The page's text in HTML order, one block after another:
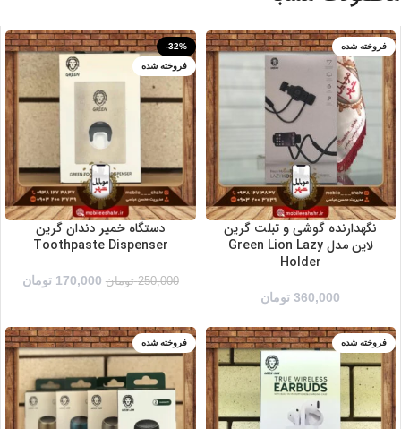
فروخته شده
نگهدارنده گوشی و تبلت گرین
لاین مدل Green Lion Lazy
Holder
360,000 تومان
-32%
فروخته شده
دستگاه خمیر دندان گرین
Toothpaste Dispenser
250,000 تومان 170,000 تومان
فروخته شده
سفید
مشکی
فروخته شده
زرد
صورتی
مشکی